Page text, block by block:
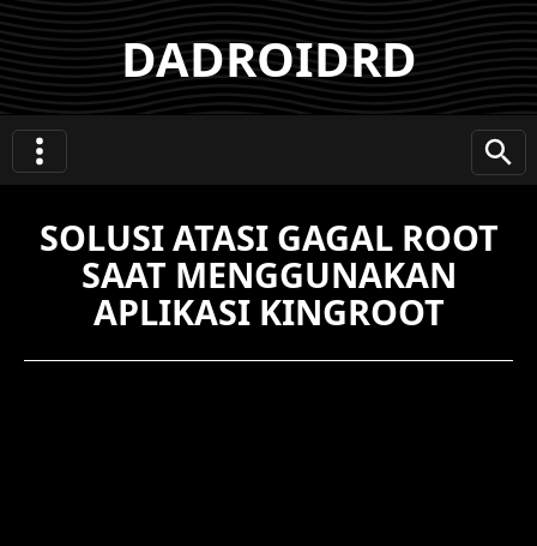
DADROIDRD
SOLUSI ATASI GAGAL ROOT
SAAT MENGGUNAKAN
APLIKASI KINGROOT